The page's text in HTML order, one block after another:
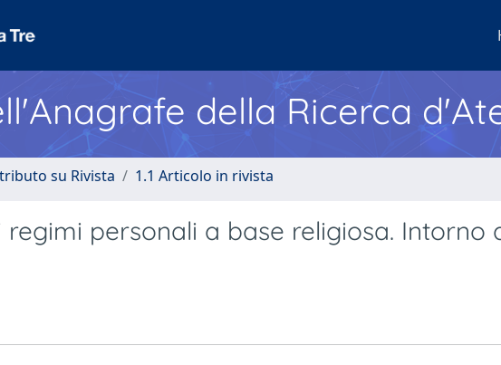
della Ricerca
su Rivista 1.1 Articolo in rivista
regimi personali a base religiosa. Intorno